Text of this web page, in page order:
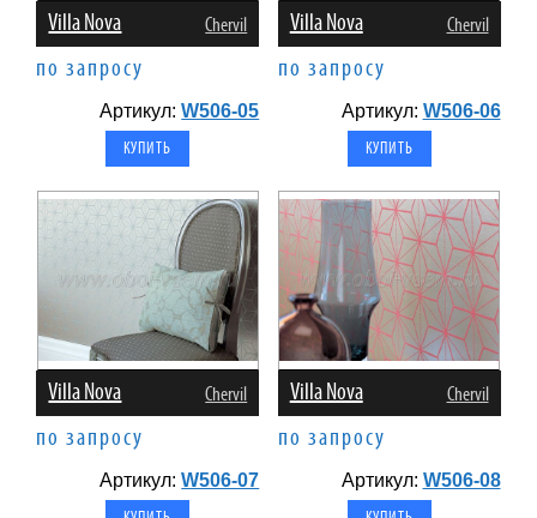
Villa Nova Chervil
по запросу
Артикул:W506-05
Villa Nova Chervil
по запросу
Артикул: W506-06
Villa Nova Chervil
по запросу
Артикул:W506-07
Villa Nova Chervil
по запросу
Артикул: W506-08